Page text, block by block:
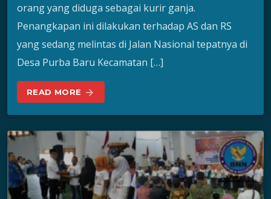
orang yang diduga sebagai kurir ganja.
Penangkapan ini dilakukan terhadap AS dan RS
yang sedang melintas di Jalan Nasional tepatnya di
Desa Purba Baru Kecamatan […]
READ MORE arrow_forward